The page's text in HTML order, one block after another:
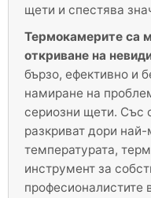
щети и спестява
Термокамерите са
откриване на
бързо, ефективно и
намиране на
сериозни щети. Със
разкриват дори
температурата,
инструмент за
професионалистите